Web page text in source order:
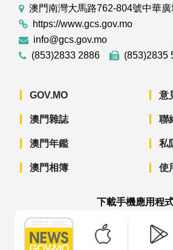
澳門南灣大馬路762-804號中華
https://www.gcs.gov.mo
info@gcs.gov.mo
(853)2833 2886
(853)2835
GOV.MO
澳門雜誌
澳門年鑑
澳門相簿
意
聯
私
使
下載手機應用程